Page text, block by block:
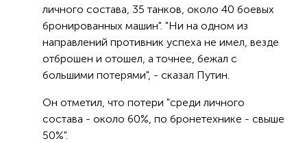
личного состава, 35 танков, около 40 боевых
бронированных машин". "Ни на одном из
направлений противник успеха не имел, везде
отброшен и отошел, а точнее, бежал с
большими потерями", - сказал Путин.
Он отметил, что потери "среди личного
состава - около 60%, по бронетехнике - свыше
50%".